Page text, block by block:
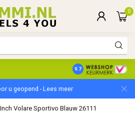
0
2 Jaar Garantie
9.7
u geopend - Lees meer
Volare Sportivo Blauw 26111